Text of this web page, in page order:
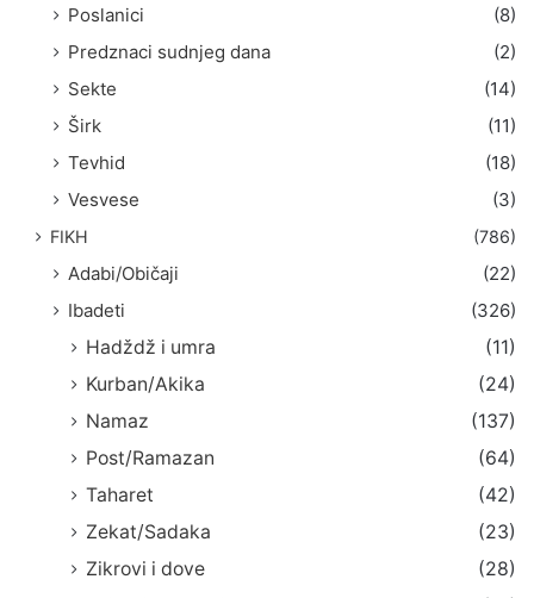
Poslanici
(8)
Predznaci sudnjeg dana
(2)
Sekte
(14)
Širk
(11)
Tevhid
(18)
Vesvese
(3)
FIKH (786)
Adabi/Običaji
(22)
Ibadeti
(326)
Hadždž i umra
(11)
Kurban/Akika
(24)
Namaz
(137)
Post/Ramazan
(64)
Taharet
(42)
Zekat/Sadaka
(23)
Zikrovi i dove
(28)